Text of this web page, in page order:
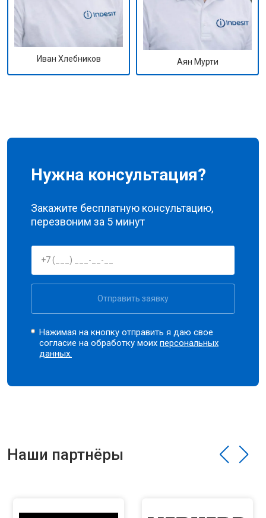
Иван Хлебников Аян Мурти
Нужна консультация?
Закажите бесплатную консультацию,
перезвоним за 5 минут
Отправить заявку
Нажимая на кнопку отправить я даю свое
согласие на обработку моихперсональных
данных.
Наши партнёры